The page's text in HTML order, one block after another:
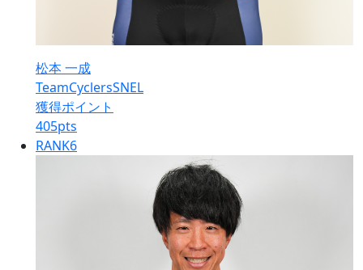
松本 一成
TeamCyclersSNEL
獲得ポイント
405pts
RANK6